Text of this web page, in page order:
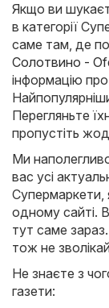
Якщо ви
в категорії
саме там, де
Солотвино -
інформацію про
Перегляньте
пропустіть
Ми
вас усі
Супермаркети,
одному сайті.
тут саме
тож не
Не знаєте з
газети: